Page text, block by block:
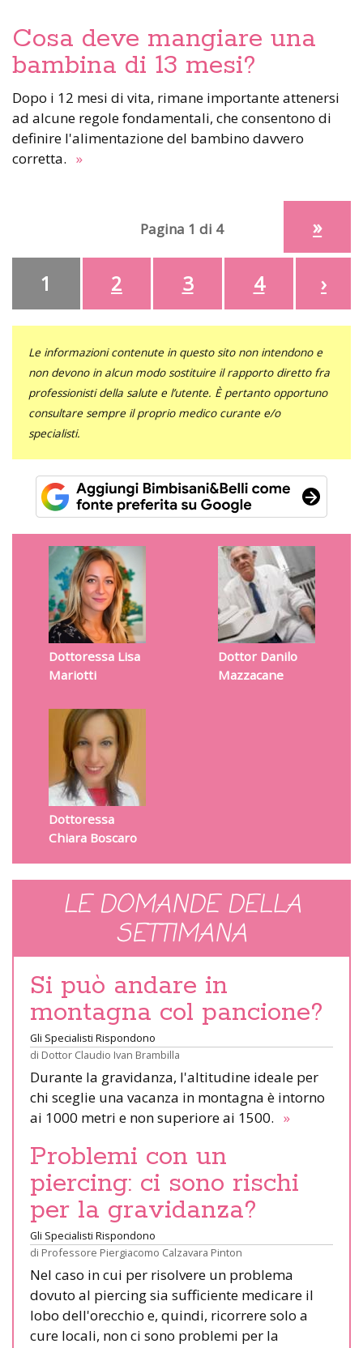
Cosa deve mangiare una
bambina di 13 mesi?
Dopo i 12 mesi di vita, rimane importante attenersi
ad alcune regole fondamentali, che consentono di
definire l'alimentazione del bambino davvero
corretta. »
Pagina 1 di 4
1 2 3 4 ›
»
Le informazioni contenute in questo sito non intendono e
non devono in alcun modo sostituire il rapporto diretto fra
professionisti della salute e l’utente. È pertanto opportuno
consultare sempre il proprio medico curante e/o
specialisti.
Dottoressa Lisa
Mariotti
Dottor Danilo
Mazzacane
Dottoressa
Chiara Boscaro
LE DOMANDE DELLA
SETTIMANA
Si può andare in
montagna col pancione?
Gli Specialisti Rispondono
di Dottor Claudio Ivan Brambilla
Durante la gravidanza, l'altitudine ideale per
chi sceglie una vacanza in montagna è intorno
ai 1000 metri e non superiore ai 1500. »
Problemi con un
piercing: ci sono rischi
per la gravidanza?
Gli Specialisti Rispondono
di Professore Piergiacomo Calzavara Pinton
Nel caso in cui per risolvere un problema
dovuto al piercing sia sufficiente medicare il
lobo dell'orecchio e, quindi, ricorrere solo a
cure locali, non ci sono problemi per la